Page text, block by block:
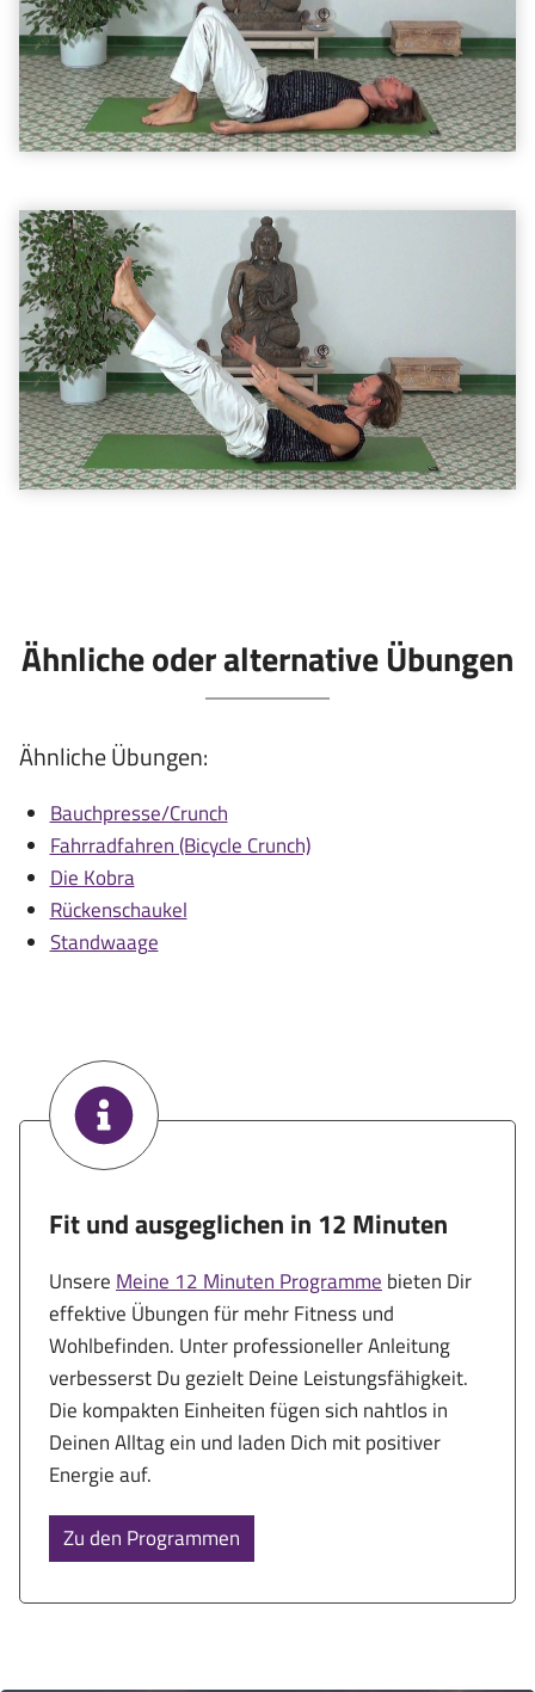
Ähnliche oder alternative Übungen
Ähnliche Übungen:
Bauchpresse/Crunch
Fahrradfahren (Bicycle Crunch)
Die Kobra
Rückenschaukel
Standwaage
Fit und ausgeglichen in 12 Minuten
Unsere Meine 12 Minuten Programme bieten Dir
effektive Übungen für mehr Fitness und
Wohlbefinden. Unter professioneller Anleitung
verbesserst Du gezielt Deine Leistungsfähigkeit.
Die kompakten Einheiten fügen sich nahtlos in
Deinen Alltag ein und laden Dich mit positiver
Energie auf.
Zu den Programmen